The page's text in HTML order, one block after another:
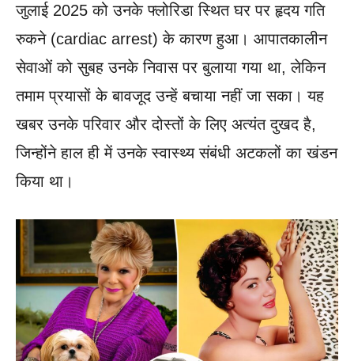
जुलाई 2025 को उनके फ्लोरिडा स्थित घर पर हृदय गति
रुकने (cardiac arrest) के कारण हुआ। आपातकालीन
सेवाओं को सुबह उनके निवास पर बुलाया गया था, लेकिन
तमाम प्रयासों के बावजूद उन्हें बचाया नहीं जा सका। यह
खबर उनके परिवार और दोस्तों के लिए अत्यंत दुखद है,
जिन्होंने हाल ही में उनके स्वास्थ्य संबंधी अटकलों का खंडन
किया था।